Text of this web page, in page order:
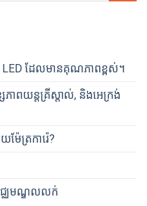
ដែលមានគុណភាពខ្ពស់។
ែភាពយន្តគ្រីស្តាល់, និងអេក្រង់
ម៉ែត្រការ៉េ?
មជ្ឈមណ្ឌលលក់